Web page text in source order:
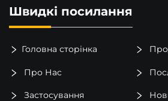
Швидкі посилання
Головна сторінка
Про Нас
Застосування